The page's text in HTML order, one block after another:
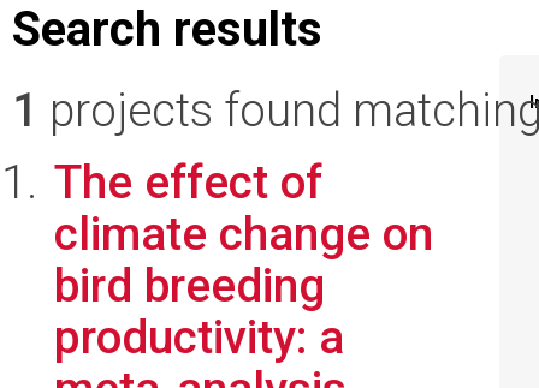
Search results
1 projects found
The effect of
climate change on
bird breeding
productivity: a